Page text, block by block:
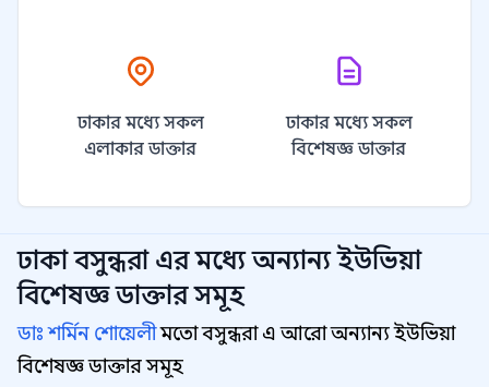
ঢাকার মধ্যে সকল
এলাকার ডাক্তার
ঢাকার মধ্যে সকল
বিশেষজ্ঞ ডাক্তার
ঢাকা বসুন্ধরা এর মধ্যে অন্যান্যইউভিয়া
বিশেষজ্ঞ ডাক্তার সমূহ
ডাঃ শর্মিন শোয়েলীমতো বসুন্ধরা এ আরো অন্যান্য ইউভিয়া
বিশেষজ্ঞ ডাক্তার সমূহ